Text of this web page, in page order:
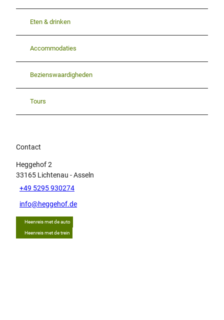
Eten & drinken
Accommodaties
Bezienswaardigheden
Tours
Contact
Heggehof 2
33165 Lichtenau - Asseln
+49 5295 930274
info@heggehof.de
Heenreis met de auto
Heenreis met de trein